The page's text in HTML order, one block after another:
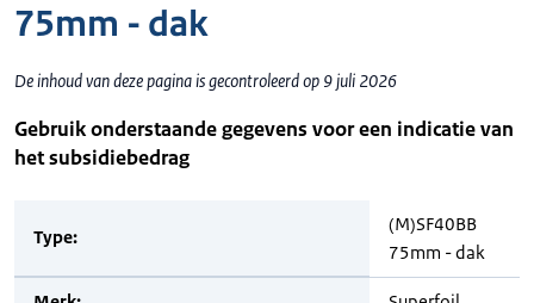
75mm - dak
De inhoud van deze pagina is gecontroleerd op 9 juli 2026
Gebruik onderstaande gegevens voor een indicatie van
het subsidiebedrag
Type:
(M)SF40BB
75mm - dak